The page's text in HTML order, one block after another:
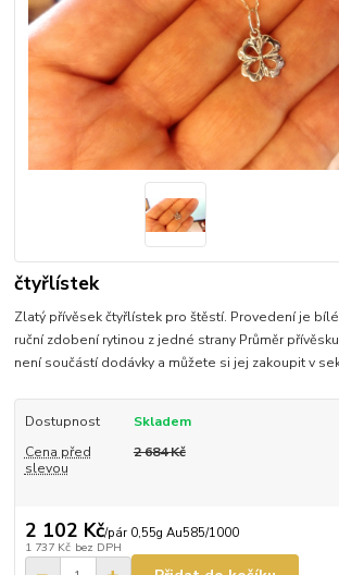
čtyřlístek
Zlatý přívěsek čtyřlístek pro štěstí. Provedení je
ruční zdobení rytinou z jedné strany Průměr
není součástí dodávky a můžete si jej zakoupit v
Dostupnost
Skladem
Cena před
slevou
2 684 Kč
2 102 Kč/pár 0,55g Au585/1000
1 737 Kč bez DPH